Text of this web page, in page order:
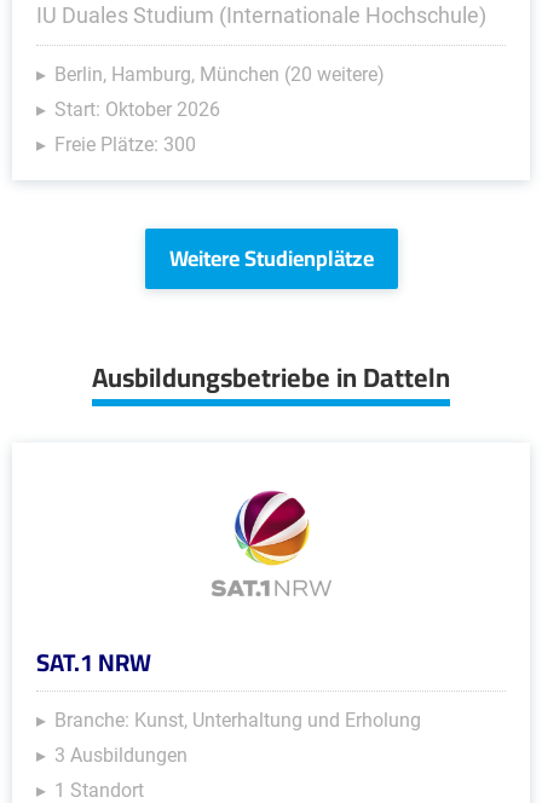
IU Duales Studium (Internationale Hochschule)
Berlin, Hamburg, München (20 weitere)
Start: Oktober 2026
Freie Plätze: 300
Weitere Studienplätze
Ausbildungsbetriebe in Datteln
SAT.1 NRW
Branche: Kunst, Unterhaltung und Erholung
3 Ausbildungen
1 Standort